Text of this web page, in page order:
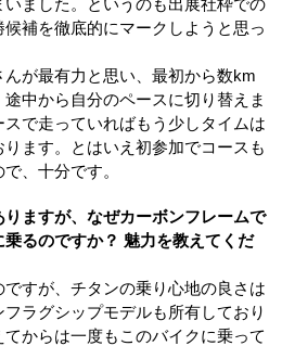
補を徹底的にマークしようと思っ
が最有力と思い、最初から数km
中から自分のペースに切り替えま
で走っていればもう少しタイムは
ります。とはいえ初参加でコースも
、十分です。
ますが、なぜカーボンフレームで
るのですか？ 魅力を教えてくだ
すが、チタンの乗り心地の良さは
ラグシップモデルも所有しており
からは一度もこのバイクに乗って